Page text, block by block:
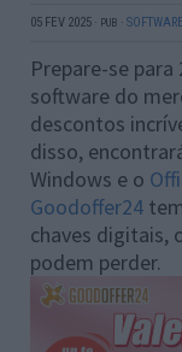
05 FEV 2025 · PUB · SOFTWARE
Prepare-se
software do
descontos
disso,
Windows e o
Goodoffer24
chaves digitais,
podem perder.